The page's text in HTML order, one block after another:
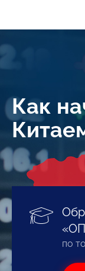
Как
по